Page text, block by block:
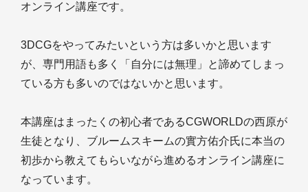
オンライン講座です。
3DCGをやってみたいという方は多いかと思います
が、専門用語も多く「自分には無理」と諦めてしまっ
ている方も多いのではないかと思います。
本講座はまったくの初心者であるCGWORLDの西原が
生徒となり、ブルームスキームの實方佑介氏に本当の
初歩から教えてもらいながら進めるオンライン講座に
なっています。